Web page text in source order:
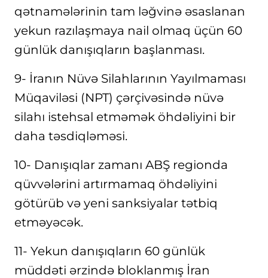
qətnamələrinin tam ləğvinə əsaslanan
yekun razılaşmaya nail olmaq üçün 60
günlük danışıqların başlanması.
9- İranın Nüvə Silahlarının Yayılmaması
Müqaviləsi (NPT) çərçivəsində nüvə
silahı istehsal etməmək öhdəliyini bir
daha təsdiqləməsi.
10- Danışıqlar zamanı ABŞ regionda
qüvvələrini artırmamaq öhdəliyini
götürüb və yeni sanksiyalar tətbiq
etməyəcək.
11- Yekun danışıqların 60 günlük
müddəti ərzində bloklanmış İran